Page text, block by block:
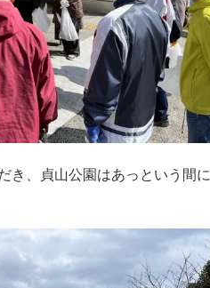
き、貞山公園はあっという間に